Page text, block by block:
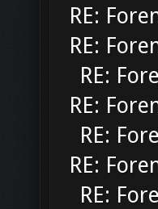
RE:
RE:
RE:
RE:
RE:
RE:
RE: